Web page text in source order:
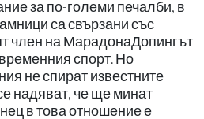
за по-големи печалби, в
са свързани със
член на МарадонаДопингът
спорт. Но
не спират известните
надяват, че ще минат
в това отношение е